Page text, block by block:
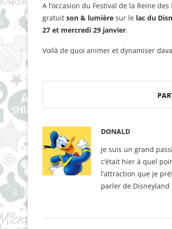
A l’occasion du Festival de la Reine
gratuit son & lumière sur le lac du
27 et mercredi 29 janvier.
Voilà de quoi animer et dynamiser
DONALD
Je suis un grand
c’était hier à quel
l’attraction que je
parler de Disneyland